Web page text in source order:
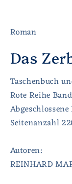
Roman
Das
Taschenbuch
Rote Reihe
Seitenanzahl
Autoren:
REINHARD